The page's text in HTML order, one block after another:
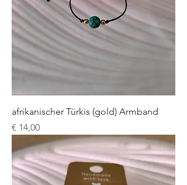
afrikanischer Türkis (gold) Armband
Preis
€ 14,00